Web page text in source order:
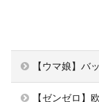
【ウマ娘】バ
【ゼンゼロ】